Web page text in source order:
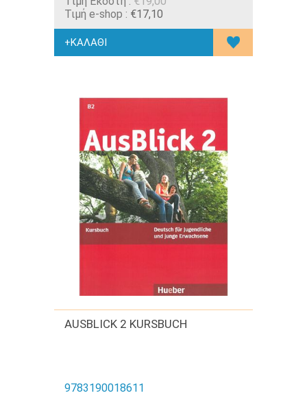
Τιμή e-shop : €17,10
AUSBLICK 2 KURSBUCH
9783190018611